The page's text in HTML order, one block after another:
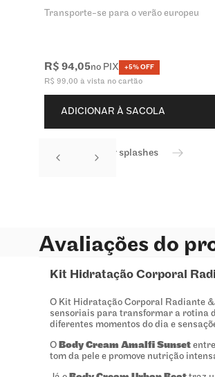
Transporte-se para o verão europeu
R$ 94,05no PIX +5% OFF
R$ 99,00 à vista no cartão
ADICIONAR À SACOLA
Ver todos os body splashes
Avaliações do
Kit Hidratação Corporal
O Kit Hidratação Corporal Radiante
sensoriais para transformar a rotina
diferentes momentos do dia e
O Body Cream Amalfi Sunset
tom da pele e promove nutrição